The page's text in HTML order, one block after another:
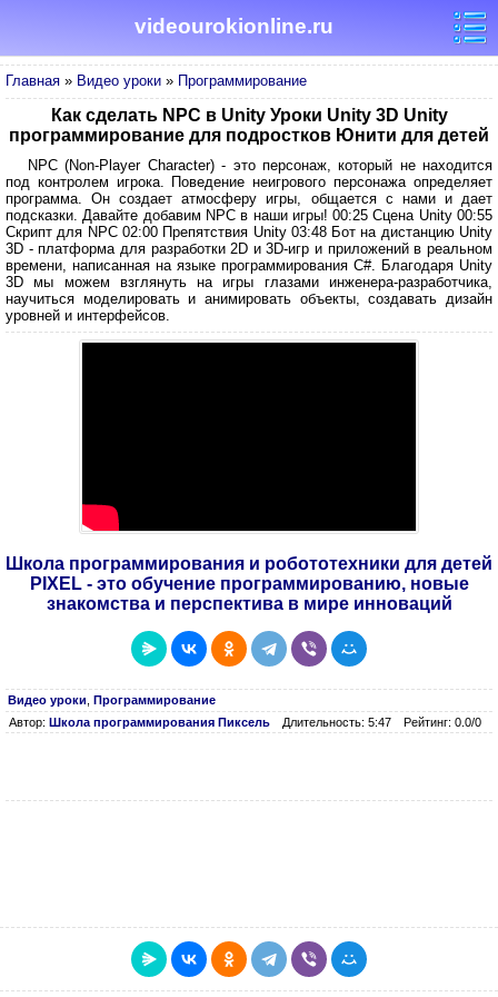
videourokionline.ru
Главная » Видео уроки » Программирование
Как сделать NPC в Unity Уроки Unity 3D Unity
программирование для подростков Юнити для детей
NPC (Non-Player Character) - это персонаж, который не находится
под контролем игрока. Поведение неигрового персонажа определяет
программа. Он создает атмосферу игры, общается с нами и дает
подсказки. Давайте добавим NPC в наши игры! 00:25 Сцена Unity 00:55
Скрипт для NPC 02:00 Препятствия Unity 03:48 Бот на дистанцию Unity
3D - платформа для разработки 2D и 3D-игр и приложений в реальном
времени, написанная на языке программирования C#. Благодаря Unity
3D мы можем взглянуть на игры глазами инженера-разработчика,
научиться моделировать и анимировать объекты, создавать дизайн
уровней и интерфейсов.
Школа программирования и робототехники для детей
PIXEL - это обучение программированию, новые
знакомства и перспектива в мире инноваций
Видео уроки Программирование
Автор: Школа программирования Пиксель Длительность: 5:47 Рейтинг: 0.0/0